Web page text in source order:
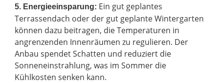
5. Energieeinsparung: Ein gut geplantes
Terrassendach oder der gut geplante Wintergarten
können dazu beitragen, die Temperaturen in
angrenzenden Innenräumen zu regulieren. Der
Anbau spendet Schatten und reduziert die
Sonneneinstrahlung, was im Sommer die
Kühlkosten senken kann.